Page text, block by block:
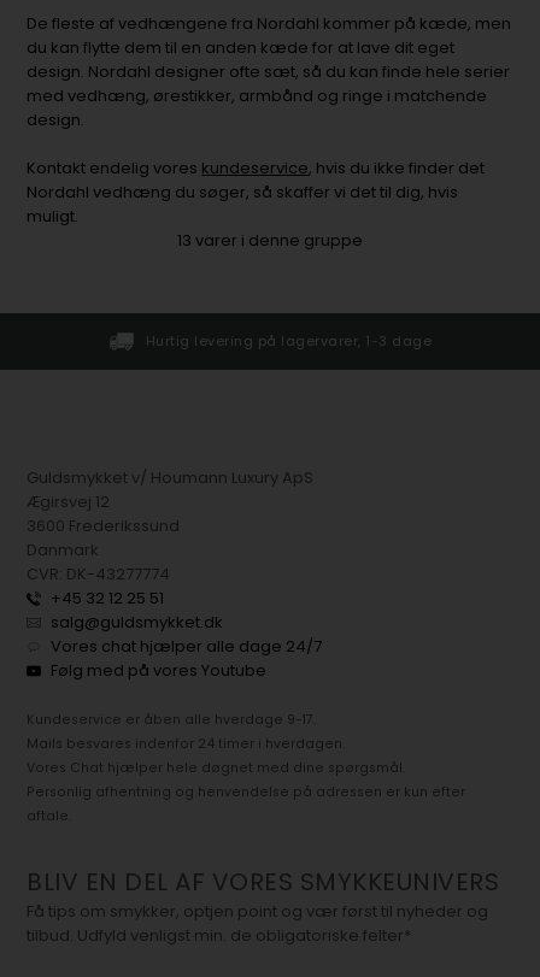
De fleste af vedhængene fra Nordahl kommer på kæde, men
du kan flytte dem til en anden kæde for at lave dit eget
design. Nordahl designer ofte sæt, så du kan finde hele serier
med vedhæng, ørestikker, armbånd og ringe i matchende
design.
Kontakt endelig vores kundeservice, hvis du ikke finder det
Nordahl vedhæng du søger, så skaffer vi det til dig, hvis
muligt.
13 varer i denne gruppe
Hurtig levering på lagervarer, 1-3 dage
Guldsmykket v/ Houmann Luxury ApS
Ægirsvej 12
3600 Frederikssund
Danmark
CVR: DK-43277774
+45 32 12 25 51
salg@guldsmykket.dk
Vores chat hjælper alle dage 24/7
Følg med på vores Youtube
Kundeservice er åben alle hverdage 9-17.
Mails besvares indenfor 24 timer i hverdagen.
Vores Chat hjælper hele døgnet med dine spørgsmål.
Personlig afhentning og henvendelse på adressen er kun efter
aftale.
BLIV EN DEL AF VORES SMYKKEUNIVERS
Få tips om smykker, optjen point og vær først til nyheder og
tilbud. Udfyld venligst min. de obligatoriske felter*